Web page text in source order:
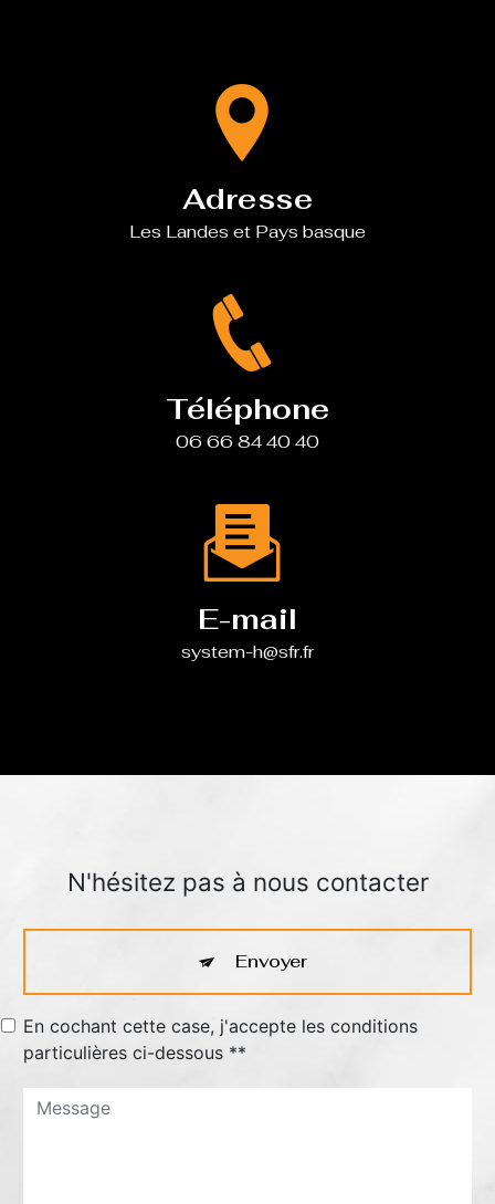
Adresse
Les Landes et Pays basque
Téléphone
06 66 84 40 40
E-mail
system-h@sfr.fr
N'hésitez pas à nous contacter
En cochant cette case, j'accepte les conditions
particulières ci-dessous **
Envoyer